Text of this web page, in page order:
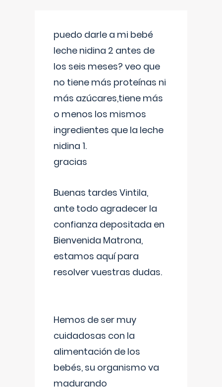
puedo darle a mi bebé
leche nidina 2 antes de
los seis meses? veo que
no tiene más proteínas ni
más azúcares,tiene más
o menos los mismos
ingredientes que la leche
nidina 1.
gracias
Buenas tardes Vintila,
ante todo agradecer la
confianza depositada en
Bienvenida Matrona,
estamos aquí para
resolver vuestras dudas.
Hemos de ser muy
cuidadosas con la
alimentación de los
bebés, su organismo va
madurando